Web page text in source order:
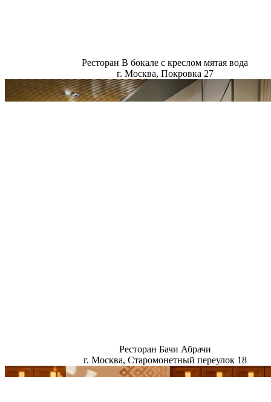
Ресторан В бокале с креслом мятая вода
г. Москва, Покровка 27
Ресторан Бачи Абрачи
г. Москва, Старомонетный переулок 18